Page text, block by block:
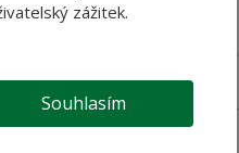
zážitek.
Souhlasím
SKLADEM
SKLADEM 26,79 Kč